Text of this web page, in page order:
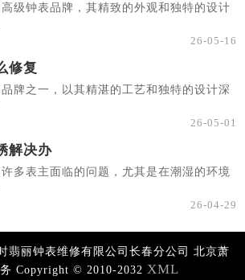
级钟表品牌，其精致的外观和独特的设计
26-05-16
修复
牌之一，以其精湛的工艺和独特的设计深
26-05-01
解决办
多表主面临的问题，尤其是在潮湿的环境
26-04-29
翡丽钟表维修有限公司长春分公司 北京萧
Copyright © 2010-2032 XML